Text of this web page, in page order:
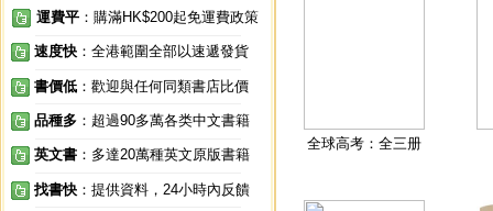
運費平 ：購滿HK$200起免運費政策
速度快 ：全港範圍全部以速遞發貨
書價低 ：歡迎與任何同類書店比價
品種多 ：超過90多萬各类中文書籍
英文書 ：多達20萬種英文原版書籍
找書快 ：提供資料，24小時內反饋
全球高考：全三册